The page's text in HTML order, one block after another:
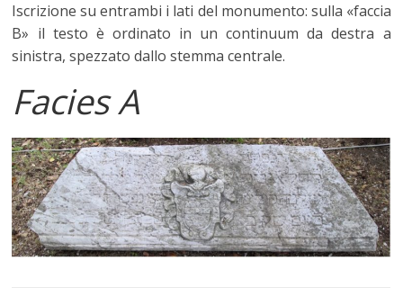
Iscrizione su entrambi i lati del monumento: sulla «faccia
B» il testo è ordinato in un continuum da destra a
sinistra, spezzato dallo stemma centrale.
Facies A